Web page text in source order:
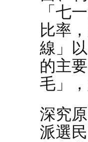
「七
比率
線」
的主
毛」
深究
派選